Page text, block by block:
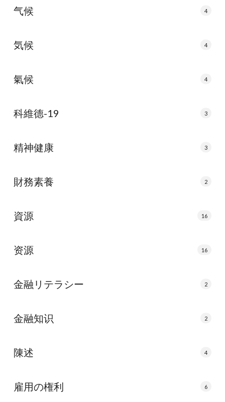
气候 4
気候 4
氣候 4
科維德-19 3
精神健康 3
財務素養 2
資源 16
资源 16
金融リテラシー 2
金融知识 2
陳述 4
雇用の権利 6